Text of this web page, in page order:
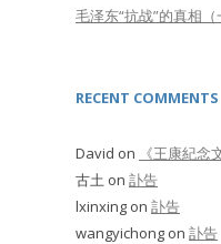
毛泽东“抗战”的真相（
RECENT COMMENTS
David on
《王康紀念
古土 on 訃告
lxinxing on 訃告
wangyichong on 訃告